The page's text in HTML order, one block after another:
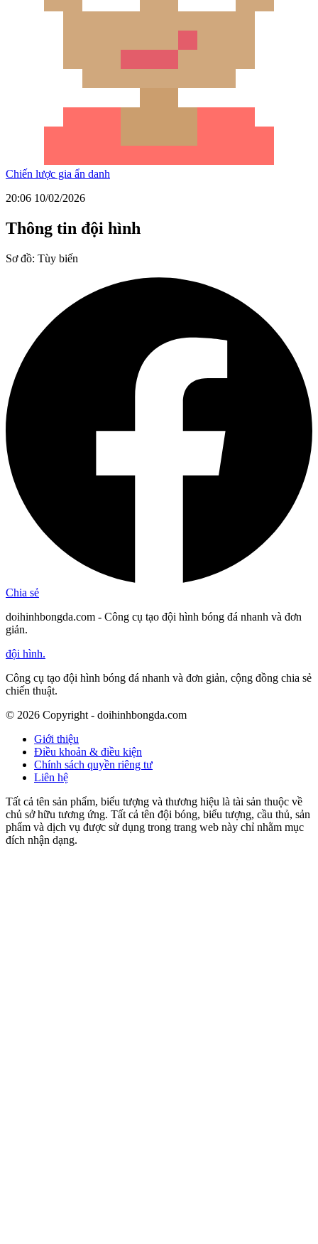
Chiến lược gia ẩn danh
20:06 10/02/2026
Thông tin đội hình
Sơ đồ: Tùy biến
Chia sẻ
doihinhbongda.com - Công cụ tạo đội hình bóng đá nhanh và đơn
giản.
đội hình.
Công cụ tạo đội hình bóng đá nhanh và đơn giản, cộng đồng chia sẻ
chiến thuật.
© 2026 Copyright - doihinhbongda.com
Giới thiệu
Điều khoản & điều kiện
Chính sách quyền riêng tư
Liên hệ
Tất cả tên sản phẩm, biểu tượng và thương hiệu là tài sản thuộc về
chủ sở hữu tương ứng. Tất cả tên đội bóng, biểu tượng, cầu thủ, sản
phẩm và dịch vụ được sử dụng trong trang web này chỉ nhằm mục
đích nhận dạng.